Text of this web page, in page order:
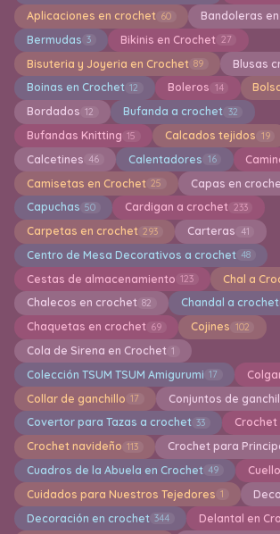
Aplicaciones en crochet 60 Bandoleras
Bermudas 3 Bikinis en Crochet 27
Bisuteria y Joyeria en Crochet 89 Blusas
Boinas en Crochet 12 Boleros 14
Bordados 12 Bufanda a crochet 32
Bufandas Knitting 15 Calcados tejidos 19
Calcetines 46 Calentadores 16
Camisetas en Crochet 25 Capas en
Capuchas 50 Cardigan a crochet 233
Carpetas en crochet 293 Carteras 41
Centro de Mesa Decorativos a crochet 48
Cestas de almacenamiento 123 Chal a
Chalecos en crochet 82 Chandal a crochet
Chaquetas en crochet 69 Cojines 102
Cola de Sirena en Crochet 1
Colección TSUM TSUM Amigurumi 17
Collar de ganchillo 17 Conjuntos de
Covertor para Tazas a crochet 33
Crochet navideño 113 Crochet para
Cuadros de la Abuela en Crochet 49
Cuidados para Nuestros Tejedores 1
Decoración en crochet 344 Delantal en